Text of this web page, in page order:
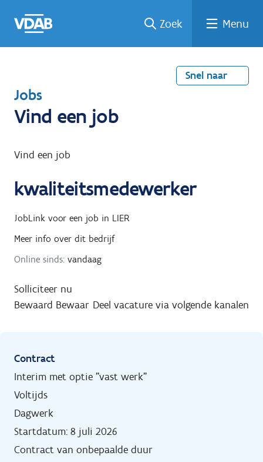
naar
een
een
job
naar
Zoek Menu
Snel naar
T
e
u
n
a
r
Jobs
Vind een job
Vind een job
kwaliteitsmedewerker
JobLink voor een job in LIER
Meer info over dit bedrijf
Online sinds: vandaag
Solliciteer nu
Bewaard Bewaar Deel vacature via volgende kanalen
Contract
Interim met optie "vast werk"
Voltijds
Dagwerk
Startdatum: 8 juli 2026
Contract van onbepaalde duur